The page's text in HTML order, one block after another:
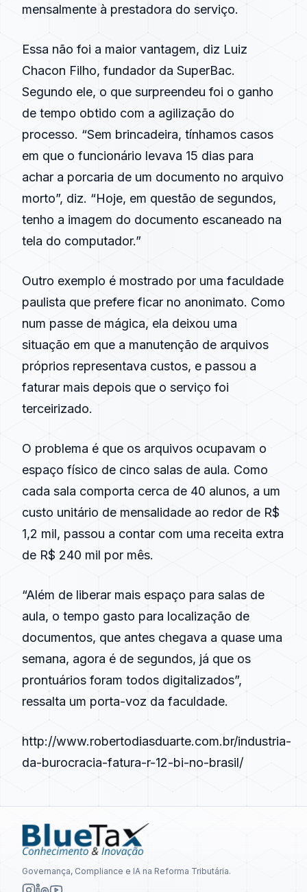
mensalmente à prestadora do serviço.
Essa não foi a maior vantagem, diz Luiz
Chacon Filho, fundador da SuperBac.
Segundo ele, o que surpreendeu foi o ganho
de tempo obtido com a agilização do
processo. “Sem brincadeira, tínhamos casos
em que o funcionário levava 15 dias para
achar a porcaria de um documento no arquivo
morto”, diz. “Hoje, em questão de segundos,
tenho a imagem do documento escaneado na
tela do computador.”
Outro exemplo é mostrado por uma faculdade
paulista que prefere ficar no anonimato. Como
num passe de mágica, ela deixou uma
situação em que a manutenção de arquivos
próprios representava custos, e passou a
faturar mais depois que o serviço foi
terceirizado.
O problema é que os arquivos ocupavam o
espaço físico de cinco salas de aula. Como
cada sala comporta cerca de 40 alunos, a um
custo unitário de mensalidade ao redor de R$
1,2 mil, passou a contar com uma receita extra
de R$ 240 mil por mês.
“Além de liberar mais espaço para salas de
aula, o tempo gasto para localização de
documentos, que antes chegava a quase uma
semana, agora é de segundos, já que os
prontuários foram todos digitalizados”,
ressalta um porta-voz da faculdade.
http://www.robertodiasduarte.com.br/industria-
da-burocracia-fatura-r-12-bi-no-brasil/
Governança, Compliance e IA na Reforma Tributária.